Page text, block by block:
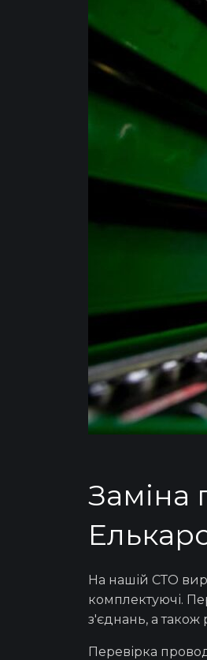
Заміна
На нашій СТО
комплектуючі.
з'єднань, а також
Перевірка